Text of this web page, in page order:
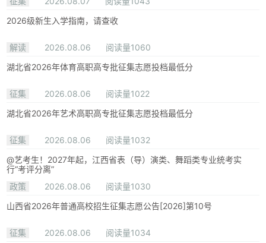
2026级新生入学指南，请查收
解读 2026.08.06
阅读量1060
湖北省2026年体育高职高专批征集志愿投档最低分
征集 2026.08.06
阅读量1022
湖北省2026年艺术高职高专批征集志愿投档最低分
征集 2026.08.06
阅读量1032
@艺考生！2027年起，江西省表（导）演类、舞蹈类专业统考实
行“考评分离”
政策
2026.08.06
阅读量1030
山西省2026年普通高校招生征集志愿公告[2026]第10号
征集 2026.08.06
阅读量1034